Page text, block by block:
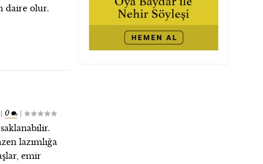
daire olur.
0 |
lazımlığa
emir